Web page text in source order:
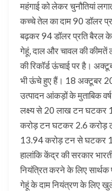
महंगाई को लेकर चुनौतियां
कच्चे तेल का दाम 90 डॉलर
बढ़कर 94 डॉलर प्रति बैरल के
गेहूं, दाल और चावल की कीमतें
की रिकॉर्ड ऊंचाई पर है।
भी ऊंचे हुए हैं। 18 अक्टूबर
उत्पादन आंकड़ों के मुताबिक
लक्ष्य से 20 लाख टन घटकर
करोड़ टन घटकर 2.6 करोड़
13.94 करोड़ टन से घटकर
हालांकि केंद्र की सरकार
नियंत्रित करने के लिए
गेहूं के दाम नियंत्रण के लिए